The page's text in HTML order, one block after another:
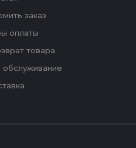
заказ
оплаты
товара
обслуживание